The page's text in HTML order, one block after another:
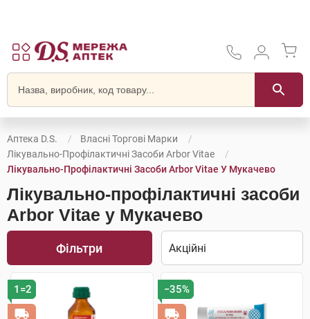
Аптека D.S.
Власні Торгові Марки
Лікувально-Профілактичні Засоби Arbor Vitae
Лікувально-Профілактичні Засоби Arbor Vitae У Мукачево
Лікувально-профілактичні засоби
Arbor Vitae у Мукачево
Фільтри
1=2 −35%